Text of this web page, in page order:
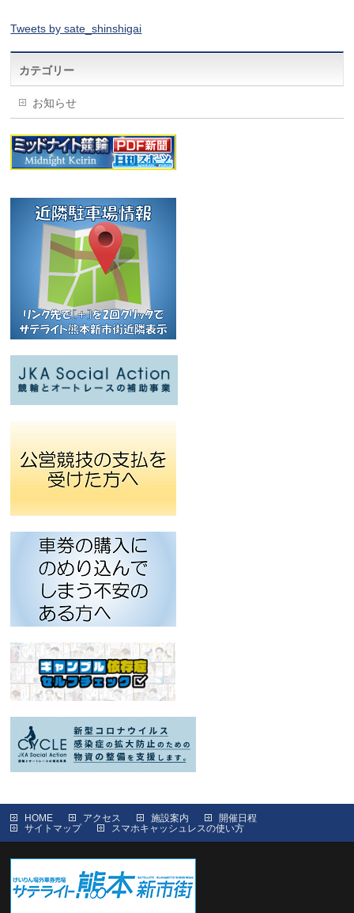
Tweets by sate_shinshigai
カテゴリー
お知らせ
HOME アクセス 施設案内
開催日程
サイトマップ
スマホキャッシュレスの使い方